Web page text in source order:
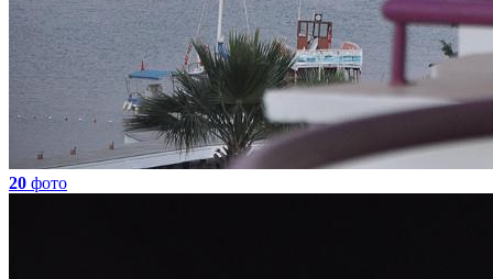
20 фото